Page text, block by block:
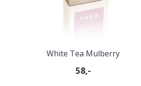
White Tea Mulberry
58,-